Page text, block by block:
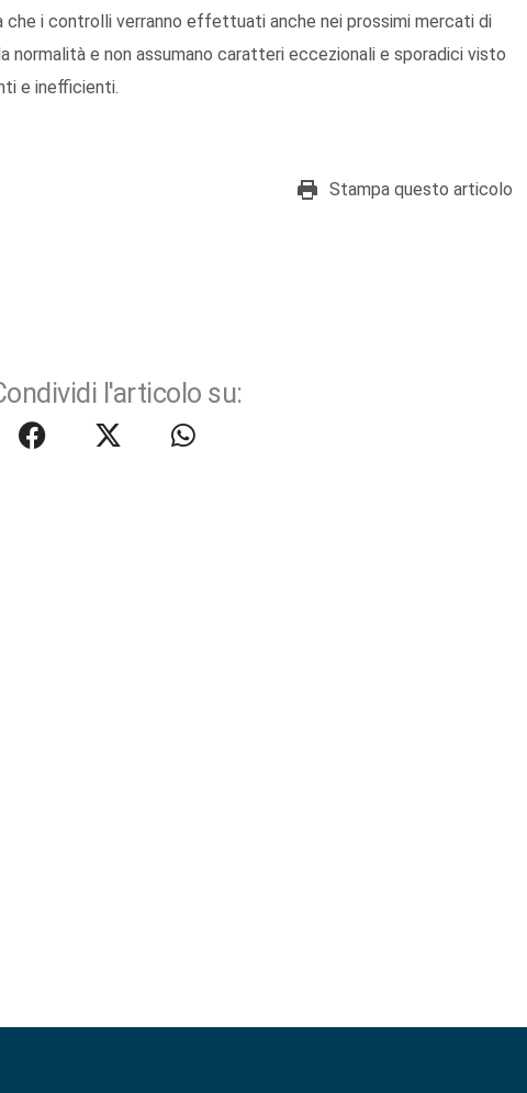
che i controlli verranno effettuati anche nei prossimi mercati di
normalità e non assumano caratteri eccezionali e sporadici visto
e inefficienti.
Stampa questo articolo
l'articolo su: